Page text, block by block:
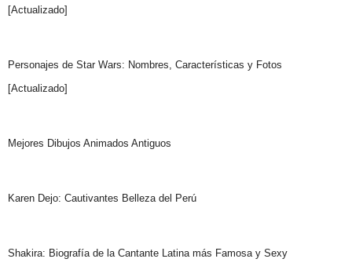
[Actualizado]
Personajes de Star Wars: Nombres, Características y Fotos
[Actualizado]
Mejores Dibujos Animados Antiguos
Karen Dejo: Cautivantes Belleza del Perú
Shakira: Biografía de la Cantante Latina más Famosa y Sexy